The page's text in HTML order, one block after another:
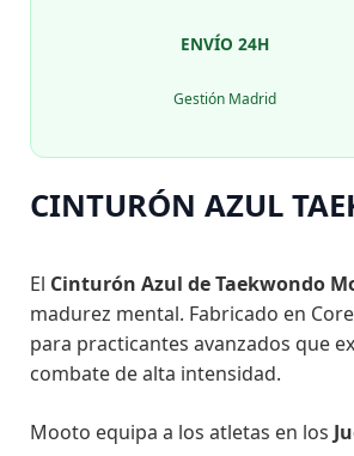
ENVÍO 24H
Gestión Madrid
CINTURÓN AZUL
El Cinturón Azul de Taekwondo
madurez mental. Fabricado en
para practicantes avanzados que
combate de alta intensidad.
Mooto equipa a los atletas en los